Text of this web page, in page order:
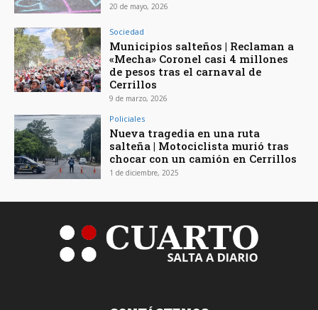
20 de mayo, 2026
Sociedad
Municipios salteños | Reclaman a
«Mecha» Coronel casi 4 millones
de pesos tras el carnaval de
Cerrillos
9 de marzo, 2026
Policiales
Nueva tragedia en una ruta
salteña | Motociclista murió tras
chocar con un camión en Cerrillos
1 de diciembre, 2025